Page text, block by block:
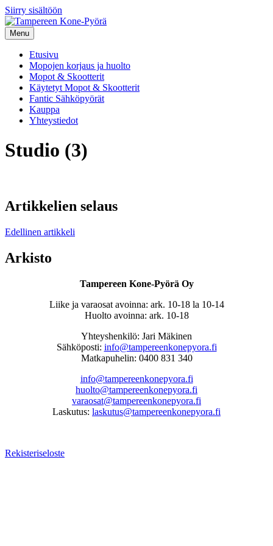
Siirry sisältöön
Menu
Etusivu
Mopojen korjaus ja huolto
Mopot & Skootterit
Käytetyt Mopot & Skootterit
Fantic Sähköpyörät
Kauppa
Yhteystiedot
Studio (3)
Artikkelien selaus
Edellinen artikkeli
Arkisto
Tampereen Kone-Pyörä Oy
Liike ja varaosat avoinna: ark. 10-18 la 10-14
Huolto avoinna: ark. 10-18
Yhteyshenkilö: Jari Mäkinen
Sähköposti: info@tampereenkonepyora.fi
Matkapuhelin: 0400 831 340
info@tampereenkonepyora.fi
huolto@tampereenkonepyora.fi
varaosat@tampereenkonepyora.fi
Laskutus: laskutus@tampereenkonepyora.fi
Rekisteriseloste